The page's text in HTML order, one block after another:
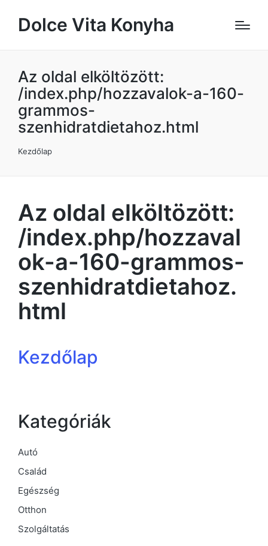
Dolce Vita Konyha
Az oldal elköltözött:
/index.php/hozzavalok-a-160-
grammos-
szenhidratdietahoz.html
Kezdőlap
Az oldal elköltözött:
/index.php/hozzaval
ok-a-160-grammos-
szenhidratdietahoz.
html
Kezdőlap
Kategóriák
Autó
Család
Egészség
Otthon
Szolgáltatás